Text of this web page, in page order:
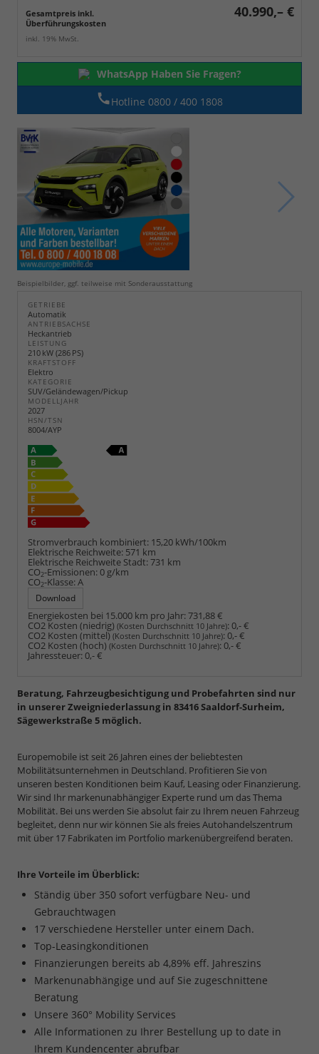
Gesamtpreis inkl.
Überführungskosten
40.990,– €
inkl. 19% MwSt.
WhatsApp Haben Sie Fragen?
Hotline 0800 / 400 1808
Beispielbilder, ggf. teilweise mit Sonderausstattung
GETRIEBE
Automatik
ANTRIEBSACHSE
Heckantrieb
LEISTUNG
210 kW (286 PS)
KRAFTSTOFF
Elektro
KATEGORIE
SUV/Geländewagen/Pickup
MODELLJAHR
2027
HSN/TSN
8004/AYP
Stromverbrauch kombiniert: 15,20 kWh/100km
Elektrische Reichweite: 571 km
Elektrische Reichweite Stadt:731 km
CO2-Emissionen:0 g/km
CO2-Klasse:A
Download
Energiekosten bei 15.000 km pro Jahr:731,88 €
CO2 Kosten (niedrig) (Kosten Durchschnitt 10 Jahre):0,- €
CO2 Kosten (mittel) (Kosten Durchschnitt 10 Jahre):0,- €
CO2 Kosten (hoch) (Kosten Durchschnitt 10 Jahre):0,- €
Jahressteuer:0,- €
Beratung, Fahrzeugbesichtigung und Probefahrten sind nur
in unserer Zweigniederlassung in 83416 Saaldorf-Surheim,
Sägewerkstraße 5 möglich.
Europemobile ist seit 26 Jahren eines der beliebtesten
Mobilitätsunternehmen in Deutschland. Profitieren Sie von
unseren besten Konditionen beim Kauf, Leasing oder Finanzierung.
Wir sind Ihr markenunabhängiger Experte rund um das Thema
Mobilität. Bei uns werden Sie absolut fair zu Ihrem neuen Fahrzeug
begleitet, denn nur wir können Sie als freies Autohandelszentrum
mit über 17 Fabrikaten im Portfolio markenübergreifend beraten.
Ihre Vorteile im Überblick:
Ständig über 350 sofort verfügbare Neu- und
Gebrauchtwagen
17 verschiedene Hersteller unter einem Dach.
Top-Leasingkonditionen
Finanzierungen bereits ab 4,89% eff. Jahreszins
Markenunabhängige und auf Sie zugeschnittene
Beratung
Unsere 360° Mobility Services
Alle Informationen zu Ihrer Bestellung up to date in
Ihrem Kundencenter abrufbar